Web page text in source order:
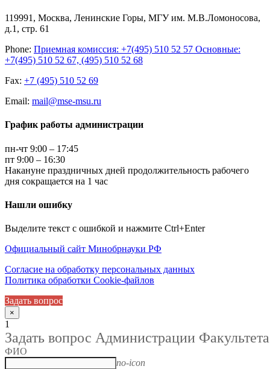
119991, Москва, Ленинские Горы, МГУ им. М.В.Ломоносова,
д.1, стр. 61
Phone: Приемная комиссия: +7(495) 510 52 57 Основные:
+7(495) 510 52 67, (495) 510 52 68
Fax: +7 (495) 510 52 69
Email: mail@mse-msu.ru
График работы администрации
пн-чт 9:00 – 17:45
пт 9:00 – 16:30
Накануне праздничных дней продолжительность рабочего
дня сокращается на 1 час
Нашли ошибку
Выделите текст с ошибкой и нажмите Ctrl+Enter
Официальный сайт Минобрнауки РФ
Согласие на обработку персональных данных
Политика обработки Cookie-файлов
Задать вопрос
×
1
Задать вопрос Администрации Факультета
ФИО
no-icon